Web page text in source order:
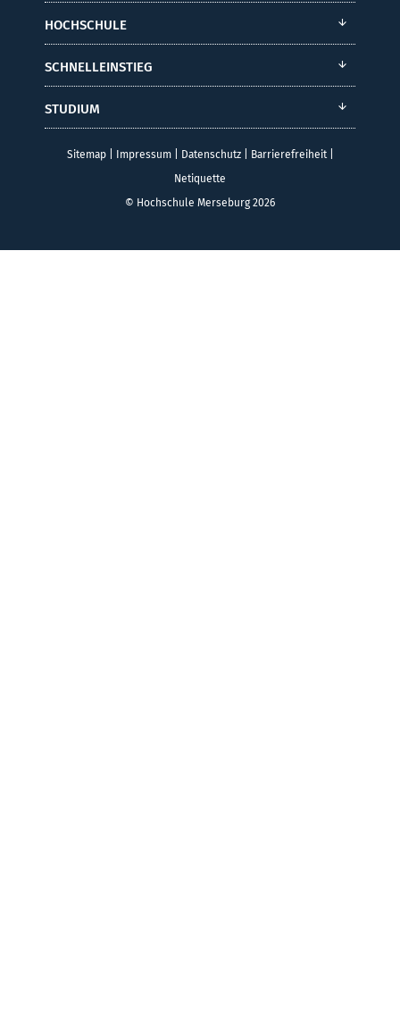
HOCHSCHULE
SCHNELLEINSTIEG
STUDIUM
Sitemap| Impressum| Datenschutz| Barrierefreiheit|
Netiquette
© Hochschule Merseburg 2026